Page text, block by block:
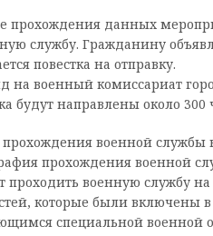
прохождения данных
службу. Гражданину
повестка на отправку.
на военный комиссариат
будут направлены около 300
военной службы
прохождения военной
проходить военную службу
которые были включены
специальной военной